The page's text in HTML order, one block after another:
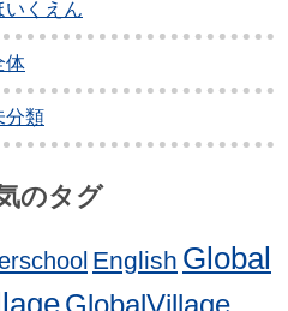
いくえん
体
分類
のタグ
English Global
GlobalVillage